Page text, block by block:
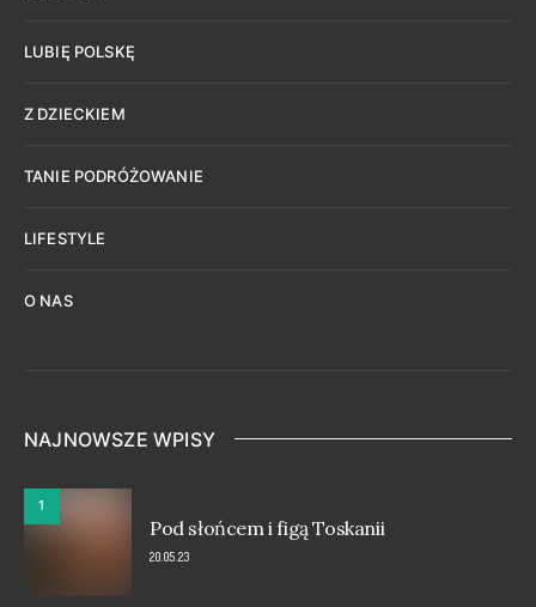
LUBIĘ POLSKĘ
Z DZIECKIEM
TANIE PODRÓŻOWANIE
LIFESTYLE
O NAS
NAJNOWSZE WPISY
1
Pod słońcem i figą Toskanii
20.05.23